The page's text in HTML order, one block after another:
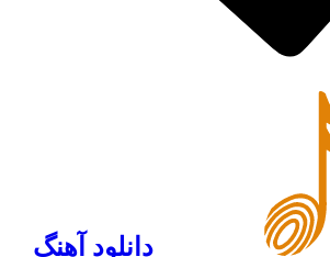
دانلود آهنگ